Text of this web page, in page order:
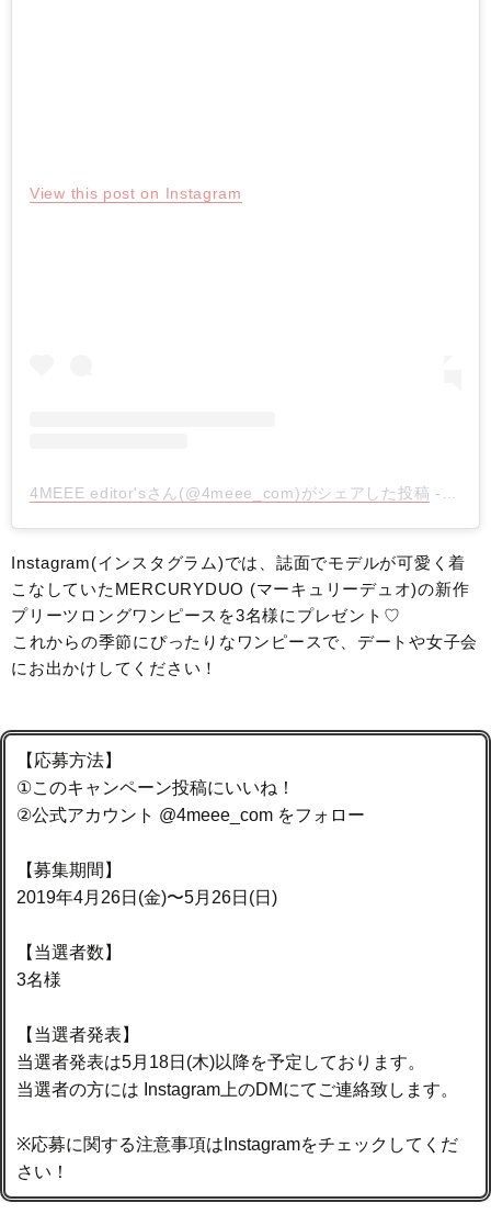
View this post on Instagram
4MEEE editor'sさん(@4meee_com)がシェアした投稿 - 2019年 4月月25日午後10時16分PDT
Instagram(インスタグラム)では、誌面でモデルが可愛く着
こなしていたMERCURYDUO (マーキュリーデュオ)の新作
プリーツロングワンピースを3名様にプレゼント♡
⁣これからの季節にぴったりなワンピースで、デートや女子会
にお出かけしてください！
【応募方法】
①このキャンペーン投稿にいいね！⁣
②公式アカウント @4meee_com をフォロー⁣
【募集期間】⁣
2019年4月26日(金)〜5月26日(日)⁣
【当選者数】
3名様 ⁣
【当選者発表】
当選者発表は5月18日(木)以降を予定しております。⁣
当選者の方には Instagram上のDMにてご連絡致します。⁣
※応募に関する注意事項はInstagramをチェックしてくだ
さい！